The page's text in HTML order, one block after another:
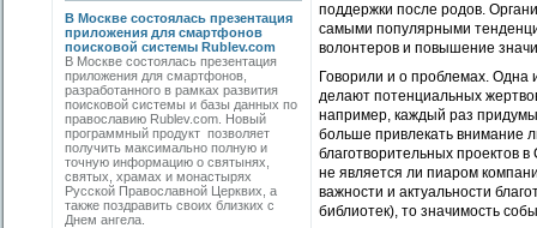
В Москве состоялась презентация
приложения для смартфонов
поисковой системы Rublev.com
В Москве состоялась презентация
приложения для смартфонов,
разработанного в рамках развития
поисковой системы и базы данных по
православию Rublev.com. Новый
программный продукт позволяет
получить максимально полную и
точную информацию о святынях,
святых, храмах и монастырях
Русской Православной Церквих, а
также поздравить своих близких с
Днем ангела.
поддержки после родов. Ор
самыми популярными
волонтеров и повышение
Говорили и о проблемах. Одна
делают потенциальных
например, каждый раз
больше привлекать внимание
благотворительных проектов
не является ли пиаром
важности и актуальности
библиотек), то значимость